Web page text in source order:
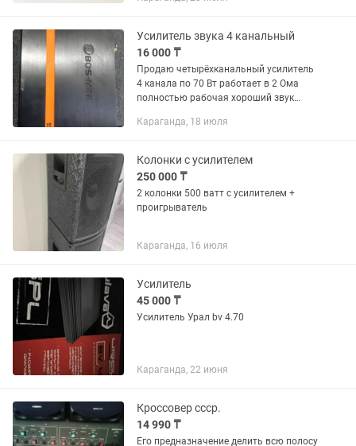
мощного сабвуфера — уверенный бас,
Усилитель звука 4 канальный
16 000 ₸
Продаю четырёхканальный усилитель
4 канала по 70 Вт работает в 2 Ома
полностью рабочая хороший звук
России
Караганда, 18 июля
Колонки с усилителем
250 000 ₸
2 колонки 500 ватт с усилителем +
проигрыватель
Караганда, 16 июля
Усилитель
45 000 ₸
Усилитель Урал bv 4.70
Караганда, 22 июня
Кроссовер ссср.
14 990 ₸
Его предназначение делить всю полосу